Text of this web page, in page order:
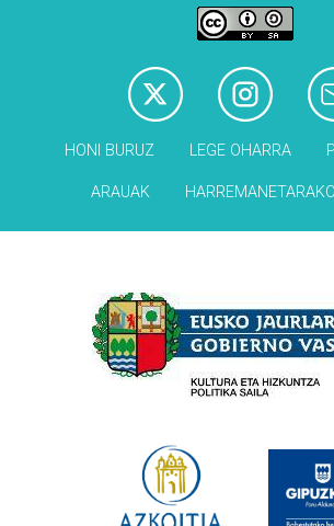
HONI BURUZ LEGE OHARRA
ARAUAK HARREMANETARAKO